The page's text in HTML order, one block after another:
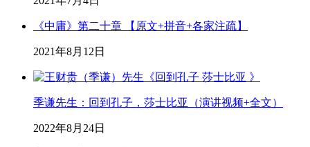
《中庸》第二十章 【原文+拼音+各家注疏】
2021年8月12日
季谦先生：回到孔子，莎士比亚（演讲视频+全文）
2022年8月24日